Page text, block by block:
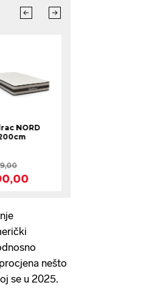
nešto
se u 2025.